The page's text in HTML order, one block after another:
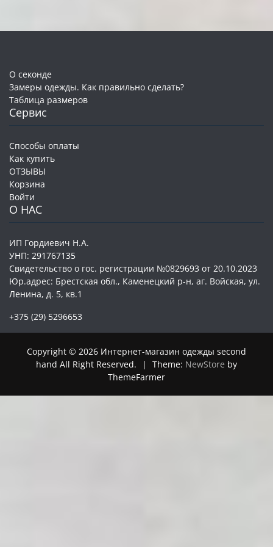
О секонде
Замеры одежды. Как правильно сделать?
Таблица размеров
Сервис
Способы оплаты
Как купить
ОТЗЫВЫ
Корзина
Войти
О НАС
ИП Гордиевич Н.А.
УНП: 291767135
Свидетельство о гос. регистрации №0829693 от 20.10.2023
Юр.адрес: Брестская обл., Каменецкий р-н, аг. Войская, ул.
Ленина, д. 5, кв.1
+375 (29) 5296653
Copyright © 2026 Интернет-магазин одежды second
hand All Right Reserved.
| Theme: NewStore by
ThemeFarmer